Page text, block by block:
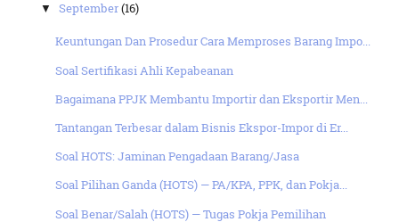
▼September(16)
Keuntungan Dan Prosedur Cara Memproses Barang Impo...
Soal Sertifikasi Ahli Kepabeanan
Bagaimana PPJK Membantu Importir dan Eksportir Men...
Tantangan Terbesar dalam Bisnis Ekspor-Impor di Er...
Soal HOTS: Jaminan Pengadaan Barang/Jasa
Soal Pilihan Ganda (HOTS) — PA/KPA, PPK, dan Pokja...
Soal Benar/Salah (HOTS) — Tugas Pokja Pemilihan